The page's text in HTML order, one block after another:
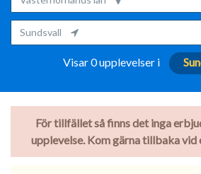
Sundsvall
Visar 0 upplevelser i
För tillfället så finns det inga
upplevelse. Kom gärna tillbaka